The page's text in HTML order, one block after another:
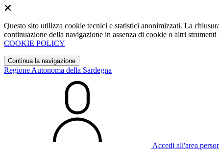
Questo sito utilizza cookie tecnici e statistici anonimizzati. La
continuazione della navigazione in assenza di cookie o altri
COOKIE POLICY
Continua la navigazione
Regione Autonoma della Sardegna
Accedi all'area